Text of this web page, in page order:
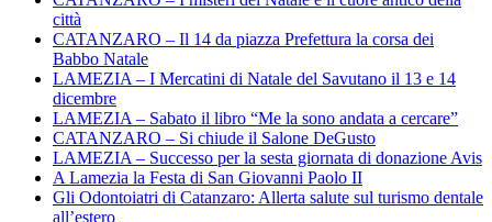
città
CATANZARO – Il 14 da piazza Prefettura la corsa dei
Babbo Natale
LAMEZIA – I Mercatini di Natale del Savutano il 13 e 14
dicembre
LAMEZIA – Sabato il libro “Me la sono andata a cercare”
CATANZARO – Si chiude il Salone DeGusto
LAMEZIA – Successo per la sesta giornata di donazione Avis
A Lamezia la Festa di San Giovanni Paolo II
Gli Odontoiatri di Catanzaro: Allerta salute sul turismo dentale
all’estero